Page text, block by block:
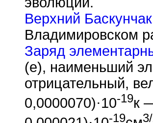
Верхний Баскунчак
Владимировском
Заряд
(е), наименьший
отрицательный,
0,0000070)·10-19к
-19